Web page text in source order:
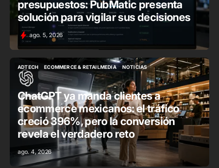
presupuestos: PubMatic presenta
solución para vigilar sus decisiones
ago. 5, 2026
ADTECH
ADTECH
ECOMMERCE & RETAILMEDIA
ECOMMERCE & RETAILMEDIA
NOTICIAS
NOTICIAS
ChatGPT ya manda clientes a
ecommerce mexicanos: el tráfico
creció 396%, pero la conversión
revela el verdadero reto
ago. 4, 2026